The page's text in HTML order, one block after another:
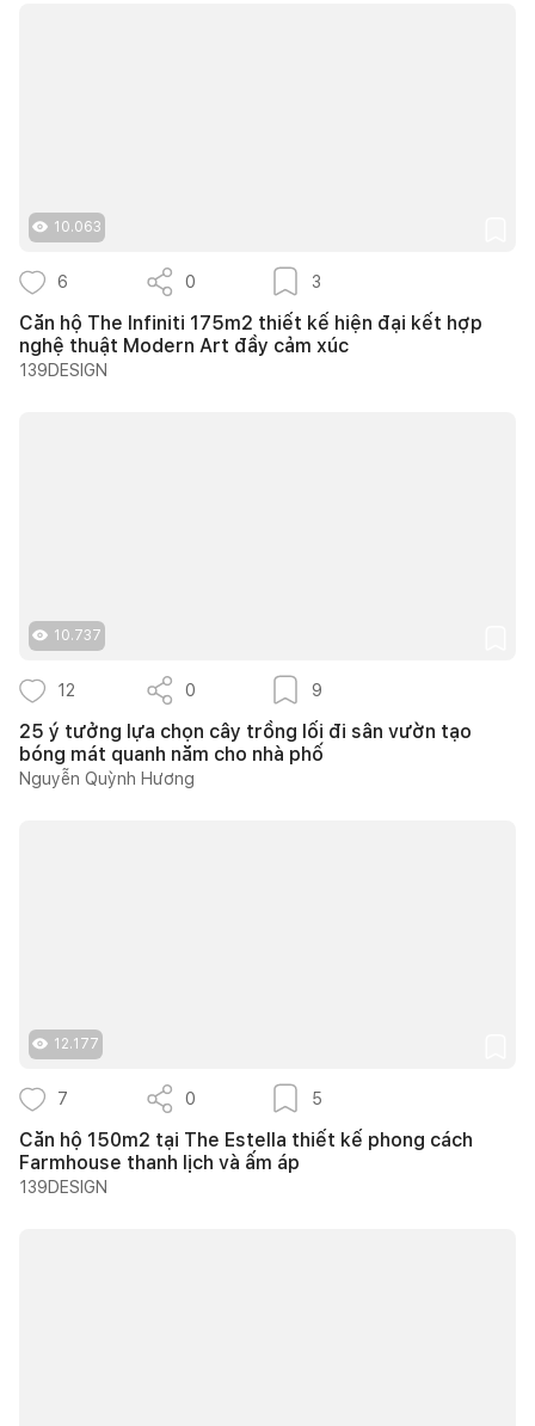
10.063
6 0 3
Căn hộ The Infiniti 175m2 thiết kế hiện đại kết hợp
nghệ thuật Modern Art đầy cảm xúc
139DESIGN
10.737
12 0 9
25 ý tưởng lựa chọn cây trồng lối đi sân vườn tạo
bóng mát quanh năm cho nhà phố
Nguyễn Quỳnh Hương
12.177
7 0 5
Căn hộ 150m2 tại The Estella thiết kế phong cách
Farmhouse thanh lịch và ấm áp
139DESIGN